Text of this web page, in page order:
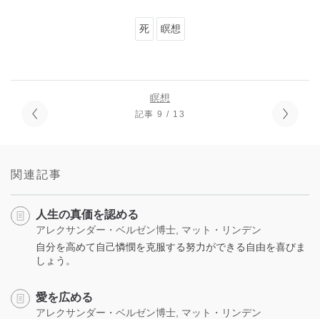
死 瞑想
瞑想
記事 9 / 13
関連記事
人生の真価を認める
アレクサンダー・ベルゼン博士, マット・リンデン
自分を高めて自己憐憫を克服する努力ができる自由を喜びま
しょう。
愛を広める
アレクサンダー・ベルゼン博士, マット・リンデン